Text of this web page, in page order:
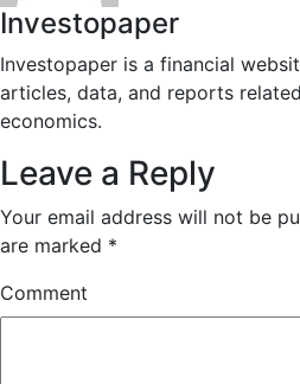
Investopaper
Investopaper is a financial
articles, data, and reports
economics.
Leave a Reply
Your email address will not be
are marked *
Comment